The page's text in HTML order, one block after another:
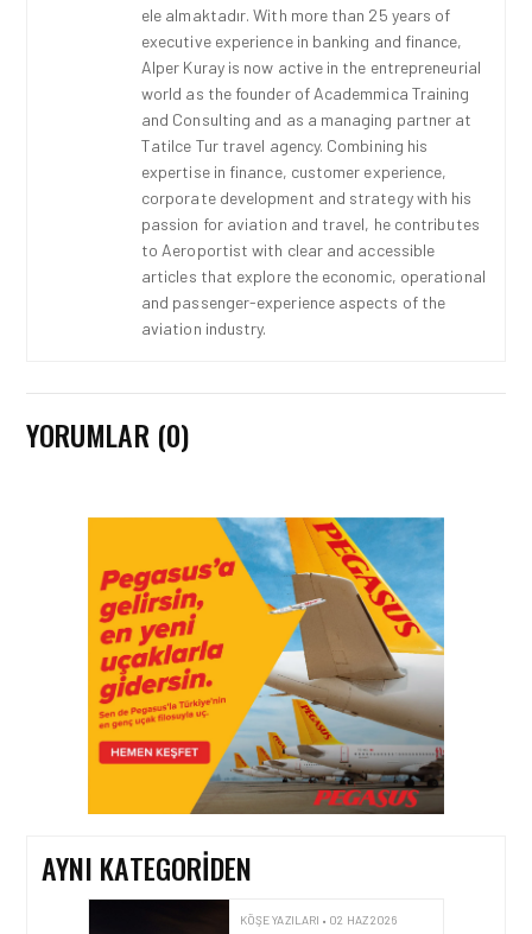
ele almaktadır. With more than 25 years of
executive experience in banking and finance,
Alper Kuray is now active in the entrepreneurial
world as the founder of Academmica Training
and Consulting and as a managing partner at
Tatilce Tur travel agency. Combining his
expertise in finance, customer experience,
corporate development and strategy with his
passion for aviation and travel, he contributes
to Aeroportist with clear and accessible
articles that explore the economic, operational
and passenger-experience aspects of the
aviation industry.
YORUMLAR (0)
AYNI KATEGORIDEN
KÖŞE YAZILARI • 02 HAZ 2026